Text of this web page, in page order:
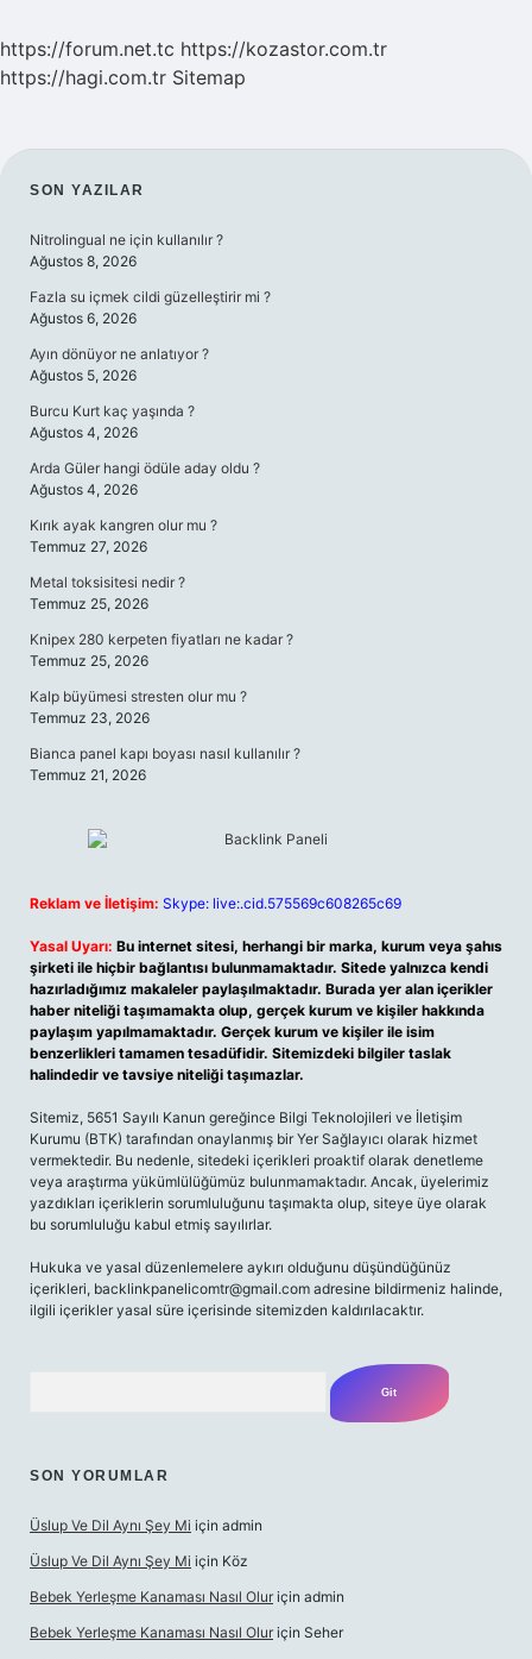
https://forum.net.tc https://kozastor.com.tr
https://hagi.com.tr Sitemap
SIDEBAR
SON YAZILAR
Nitrolingual ne için kullanılır ?
Ağustos 8, 2026
Fazla su içmek cildi güzelleştirir mi ?
Ağustos 6, 2026
Ayın dönüyor ne anlatıyor ?
Ağustos 5, 2026
Burcu Kurt kaç yaşında ?
Ağustos 4, 2026
Arda Güler hangi ödüle aday oldu ?
Ağustos 4, 2026
Kırık ayak kangren olur mu ?
Temmuz 27, 2026
Metal toksisitesi nedir ?
Temmuz 25, 2026
Knipex 280 kerpeten fiyatları ne kadar ?
Temmuz 25, 2026
Kalp büyümesi stresten olur mu ?
Temmuz 23, 2026
Bianca panel kapı boyası nasıl kullanılır ?
Temmuz 21, 2026
Reklam ve İletişim: Skype: live:.cid.575569c608265c69
Yasal Uyarı: Bu internet sitesi, herhangi bir marka, kurum veya şahıs
şirketi ile hiçbir bağlantısı bulunmamaktadır. Sitede yalnızca kendi
hazırladığımız makaleler paylaşılmaktadır. Burada yer alan içerikler
haber niteliği taşımamakta olup, gerçek kurum ve kişiler hakkında
paylaşım yapılmamaktadır. Gerçek kurum ve kişiler ile isim
benzerlikleri tamamen tesadüfidir. Sitemizdeki bilgiler taslak
halindedir ve tavsiye niteliği taşımazlar.
Sitemiz, 5651 Sayılı Kanun gereğince Bilgi Teknolojileri ve İletişim
Kurumu (BTK) tarafından onaylanmış bir Yer Sağlayıcı olarak hizmet
vermektedir. Bu nedenle, sitedeki içerikleri proaktif olarak denetleme
veya araştırma yükümlülüğümüz bulunmamaktadır. Ancak, üyelerimiz
yazdıkları içeriklerin sorumluluğunu taşımakta olup, siteye üye olarak
bu sorumluluğu kabul etmiş sayılırlar.
Hukuka ve yasal düzenlemelere aykırı olduğunu düşündüğünüz
içerikleri, backlinkpanelicomtr@gmail.com adresine bildirmeniz halinde,
ilgili içerikler yasal süre içerisinde sitemizden kaldırılacaktır.
SON YORUMLAR
Üslup Ve Dil Aynı Şey Mi için admin
Üslup Ve Dil Aynı Şey Mi için Köz
Bebek Yerleşme Kanaması Nasıl Olur için admin
Bebek Yerleşme Kanaması Nasıl Olur için Seher